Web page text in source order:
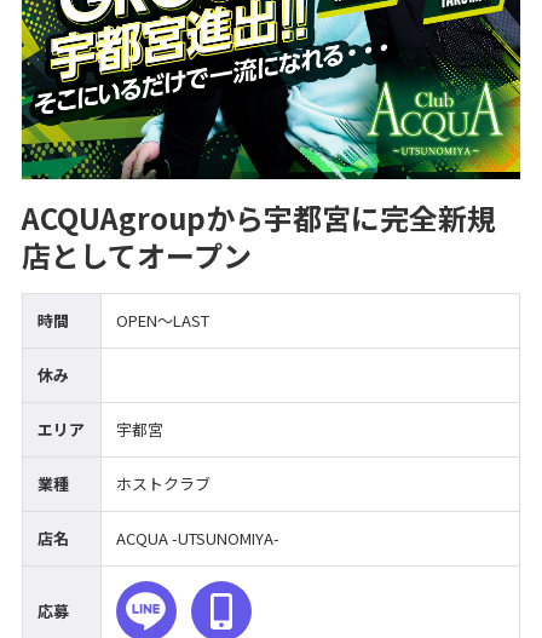
ACQUAgroupから宇都宮に完全新規
店としてオープン
時間 OPEN～LAST
休み
エリア 宇都宮
業種 ホストクラブ
店名 ACQUA -UTSUNOMIYA-
応募